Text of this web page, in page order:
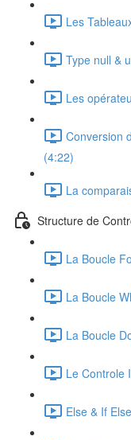
Les
Type null &
Les
Conversion
(4:22)
La
Structure de
La Boucle
La Boucle
La Boucle
Le Controle
Else & If